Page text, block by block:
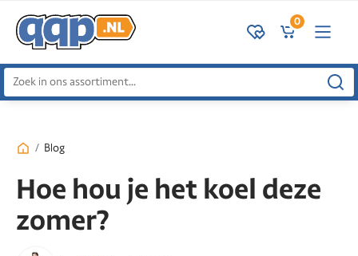
0
Zoeken
naar:
/ Blog
Hoe hou je het koel deze
zomer?